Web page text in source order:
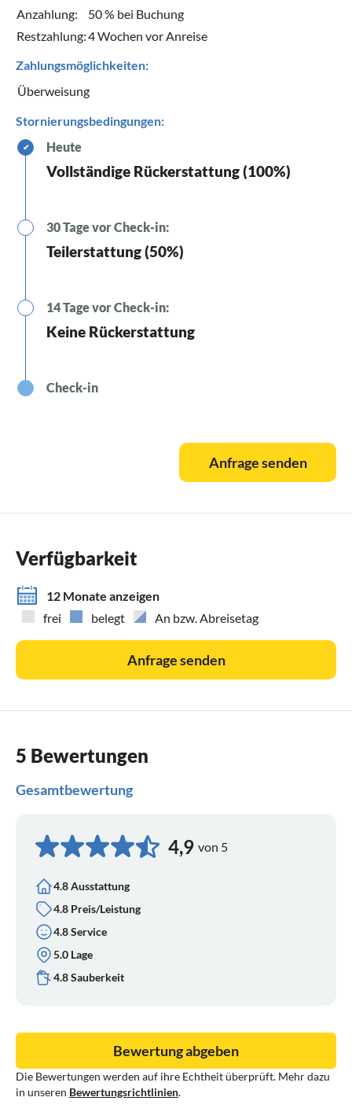
Anzahlung:
50 % bei Buchung
Restzahlung:4 Wochen vor Anreise
Zahlungsmöglichkeiten:
Überweisung
Stornierungsbedingungen:
✔ Heute
Vollständige Rückerstattung (100%)
30 Tage vor Check-in:
Teilerstattung (50%)
14 Tage vor Check-in:
Keine Rückerstattung
Check-in
Anfrage senden
Verfügbarkeit
12 Monate anzeigen
frei
belegt An bzw. Abreisetag
Anfrage senden
5 Bewertungen
Gesamtbewertung
4,9 von 5
4.8 Ausstattung
4.8 Preis/Leistung
4.8 Service
5.0 Lage
4.8 Sauberkeit
Die Bewertungen werden auf ihre Echtheit überprüft. Mehr dazu
in unseren Bewertungsrichtlinien.
Bewertung abgeben